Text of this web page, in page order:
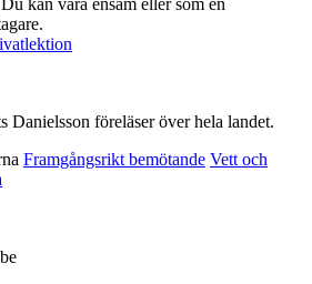
kan vara ensam eller som en
Danielsson föreläser över hela landet.
Framgångsrikt bemötande Vett och